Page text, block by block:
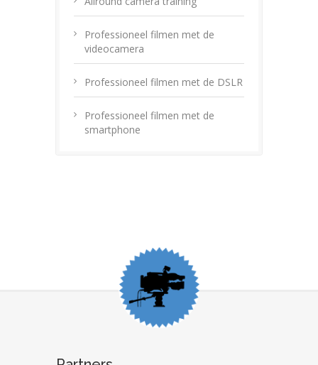
Professioneel filmen met de
videocamera
Professioneel filmen met de DSLR
Professioneel filmen met de
smartphone